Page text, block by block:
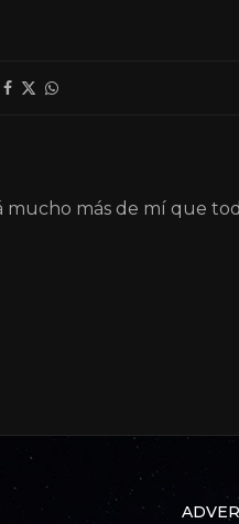
mucho más de mí que